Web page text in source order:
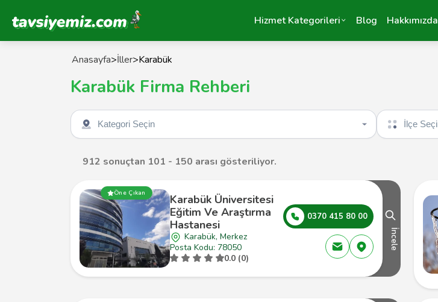
Tavsiyemiz Anasayfa Hizmet Kategorileri Blog Hakkımızda
Anasayfa>İller>Karabük
Karabük Firma Rehberi
Kategori seçin İlçe seçin
912 sonuçtan 101 - 150 arası gösteriliyor.
Öne Çıkan
Karabük Üniversitesi
Eğitim Ve Araştırma
Hastanesi
Karabük, Merkez
Posta Kodu: 78050
0.0 (0)
0370 415 80 00
İncele